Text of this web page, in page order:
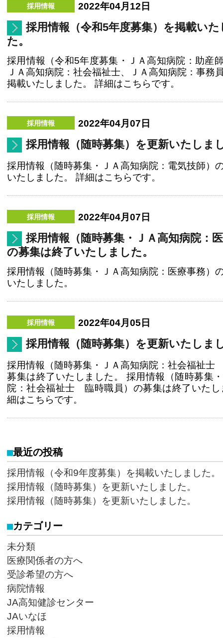
2022年04月12日
採用情報（令和5年度募集）を掲載い
た。
採用情報（令和5年度募集・ＪＡ高知病院：助産
ＪＡ高知病院：社会福祉士、ＪＡ高知病院：事務
掲載いたしました。 詳細はこちらです。
2022年04月07日
採用情報（随時募集）を更新いたしま
採用情報（随時募集・ＪＡ高知病院：電気技師）
いたしました。 詳細はこちらです。
2022年04月07日
採用情報（随時募集・ＪＡ高知病院：
の募集は終了いたしました。
採用情報（随時募集・ＪＡ高知病院：医療事務）
いたしました。
2022年04月05日
採用情報（随時募集）を更新いたしま
採用情報（随時募集・ＪＡ高知病院：社会福祉
募集は終了いたしました。 採用情報（随時募集
院：社会福祉士 臨時職員）の募集は終了いたし
細はこちらです。
最近の投稿
採用情報（令和9年度募集）を掲載いたしました。
採用情報（随時募集）を更新いたしました。
採用情報（随時募集）を更新いたしました。
カテゴリー
未分類
医療関係者の方へ
受診希望の方へ
病院情報
JA高知健診センター
JAいなほ
採用情報